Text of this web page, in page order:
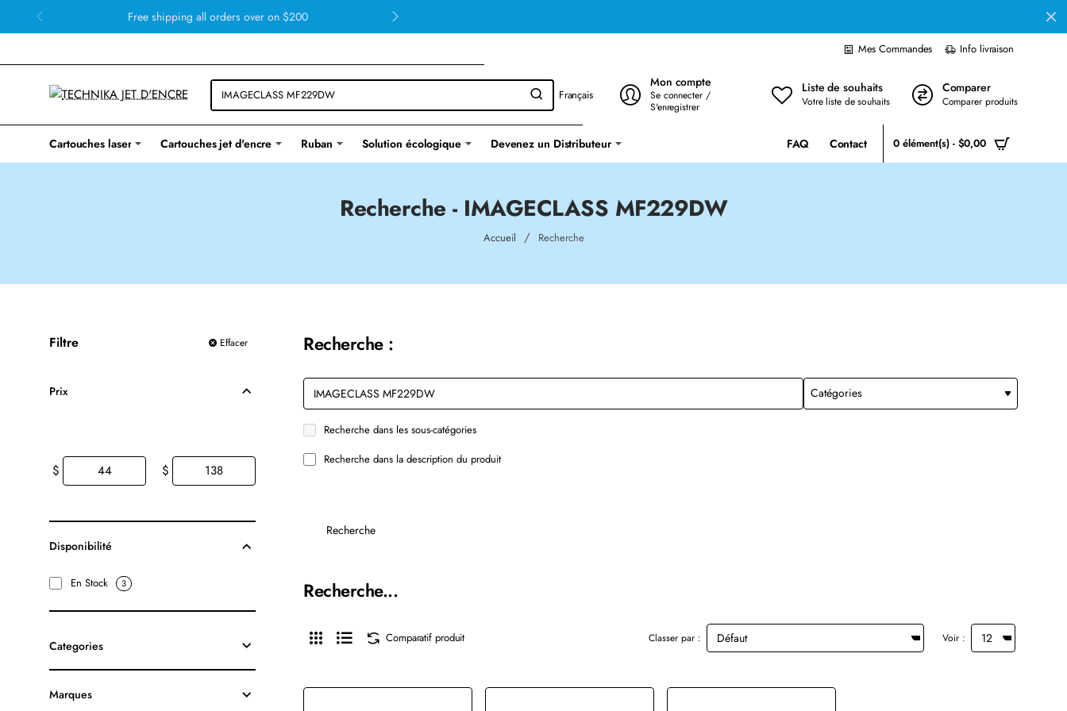
Free shipping all orders over on $200
Mes Commandes Info livraison
Français
Mon compte
Se connecter /
S'enregistrer
Liste de souhaits
Votre liste de souhaits
Comparer
Comparer produits
Cartouches laser Cartouches jet d'encre Ruban Solution écologique Devenez un Distributeur FAQ Contact 0 élément(s) - $0,00
Recherche - IMAGECLASS MF229DW
AccueilhomeRecherche
Filtre Effacer
Prix
$ $
Disponibilité
En Stock 3
Categories
Marques
Recherche :
Recherche dans les sous-catégories
Recherche dans la description du produit
Recherche
Recherche...
Comparatif produit Classer par : Voir :